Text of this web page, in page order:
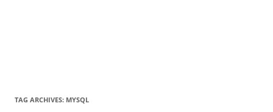
TAG ARCHIVES: MYSQL